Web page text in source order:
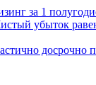
за 1
убыток
досрочно